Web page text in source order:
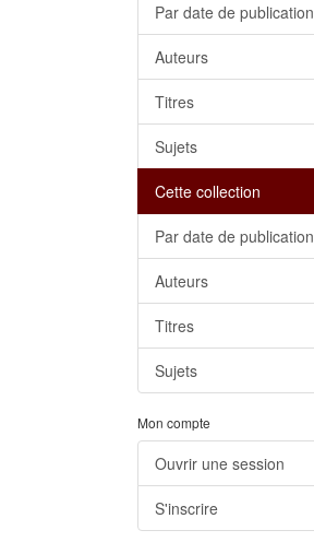
Par date de publication
Auteurs
Titres
Sujets
Cette collection
Par date de publication
Auteurs
Titres
Sujets
Mon compte
Ouvrir une session
S'inscrire